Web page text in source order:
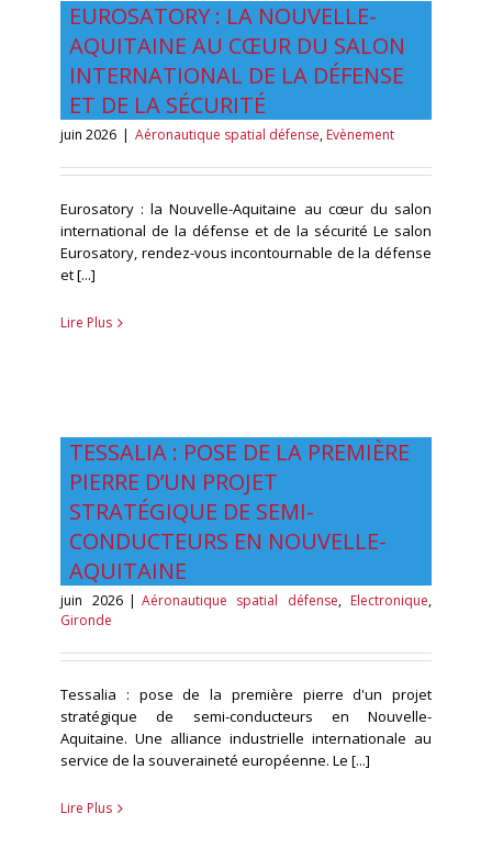
EUROSATORY : LA NOUVELLE-
AQUITAINE AU CŒUR DU SALON
INTERNATIONAL DE LA DÉFENSE
ET DE LA SÉCURITÉ
juin 2026 Aéronautique spatial défense, Evènement
Eurosatory : la Nouvelle-Aquitaine au cœur du salon
international de la défense et de la sécurité Le salon
Eurosatory, rendez-vous incontournable de la défense
et [...]
Lire Plus
TESSALIA : POSE DE LA PREMIÈRE
PIERRE D’UN PROJET
STRATÉGIQUE DE SEMI-
CONDUCTEURS EN NOUVELLE-
AQUITAINE
juin 2026 Aéronautique spatial défense, Electronique,
Gironde
Tessalia : pose de la première pierre d'un projet
stratégique de semi-conducteurs en Nouvelle-
Aquitaine. Une alliance industrielle internationale au
service de la souveraineté européenne. Le [...]
Lire Plus